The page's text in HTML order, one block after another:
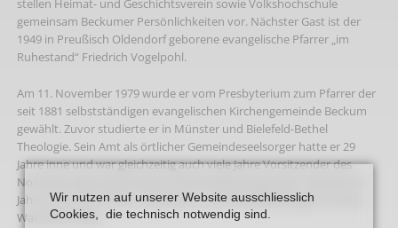
stellen Heimat- und Geschichtsverein sowie Volkshochschule
gemeinsam Beckumer Persönlichkeiten vor. Nächster Gast ist der
1949 in Preußisch Oldendorf geborene evangelische Pfarrer „im
Ruhestand“ Friedrich Vogelpohl.
Am 11. November 1979 wurde er vom Presbyterium zum Pfarrer der
seit 1881 selbstständigen evangelischen Kirchengemeinde Beckum
gewählt. Zuvor studierte er in Münster und Bielefeld-Bethel
Theologie. Sein Amt als örtlicher Gemeindeseelsorger hatte er 29
Jahre inne und war gleichzeitig auch viele Jahre Vorsitzender des
Nominierungs-Ausschusses im Kirchenkreis Gütersloh. Seit fast 40
Jahren ist er als Polizei-, Feuerwehr- und Notfallseelsorger im Kreis
Warendorf aktiv.
Wir nutzen auf unserer Website ausschliesslich
Cookies, die technisch notwendig sind.